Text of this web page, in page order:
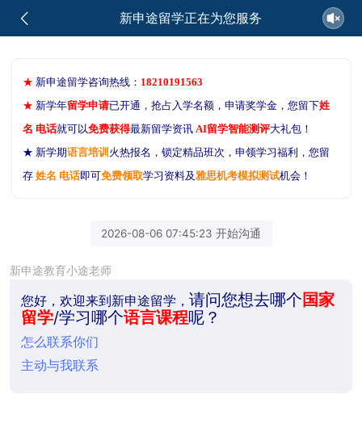
新申途留学正在为您服务
★ 新申途留学咨询热线： 18210191563
★ 新学年留学申请已开通，抢占入学名额，申请奖学金，您留下姓
名 电话就可以免费获得最新留学资讯 AI留学智能测评大礼包！
★ 新学期语言培训 火热报名，锁定精品班次，申领学习福利，您留
存姓名 电话即可免费领取学习资料及雅思机考模拟测试机会！
2026-08-06 07:45:23 开始沟通
新申途教育小途老师
您好，欢迎来到新申途留学， 请问您想去哪个国家
留学/学习哪个语言课程呢？
怎么联系你们
主动与我联系